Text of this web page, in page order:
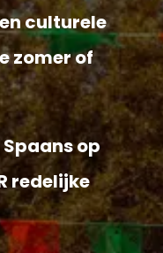
culturele
zomer of
op
redelijke